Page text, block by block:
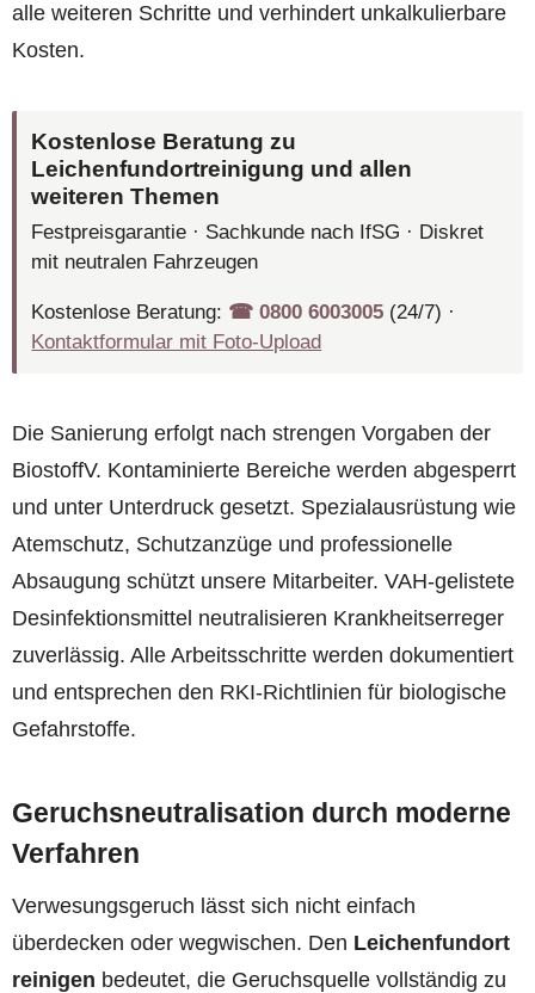
alle weiteren Schritte und verhindert unkalkulierbare
Kosten.
Kostenlose Beratung zu
Leichenfundortreinigung und allen
weiteren Themen
Festpreisgarantie · Sachkunde nach IfSG · Diskret
mit neutralen Fahrzeugen
Kostenlose Beratung: ☎︎ 0800 6003005 (24/7) ·
Kontaktformular mit Foto-Upload
Die Sanierung erfolgt nach strengen Vorgaben der
BiostoffV. Kontaminierte Bereiche werden abgesperrt
und unter Unterdruck gesetzt. Spezialausrüstung wie
Atemschutz, Schutzanzüge und professionelle
Absaugung schützt unsere Mitarbeiter. VAH-gelistete
Desinfektionsmittel neutralisieren Krankheitserreger
zuverlässig. Alle Arbeitsschritte werden dokumentiert
und entsprechen den RKI-Richtlinien für biologische
Gefahrstoffe.
Geruchsneutralisation durch moderne
Verfahren
Verwesungsgeruch lässt sich nicht einfach
überdecken oder wegwischen. Den Leichenfundort
reinigen bedeutet, die Geruchsquelle vollständig zu